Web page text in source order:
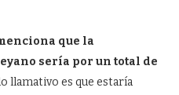
que la
sería por un total de
llamativo es que estaría